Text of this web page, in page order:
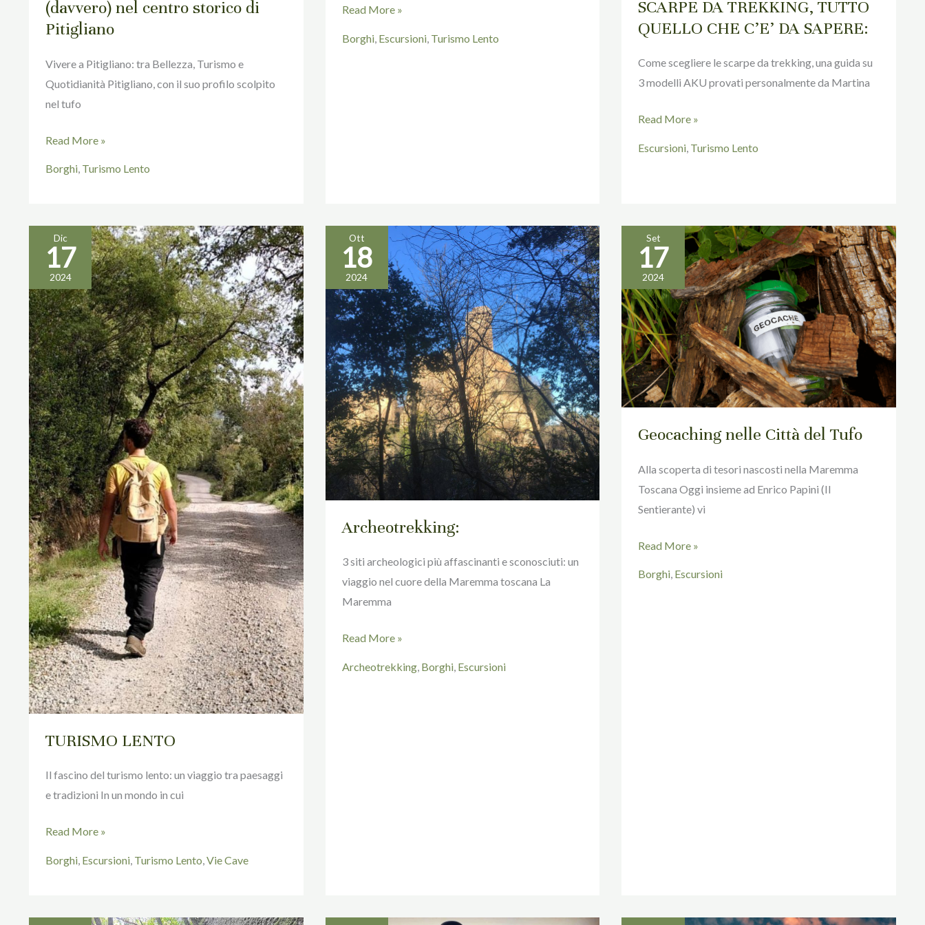
(davvero) nel centro storico di
Pitigliano
Vivere a Pitigliano: tra Bellezza, Turismo e
Quotidianità Pitigliano, con il suo profilo scolpito
nel tufo
Read More »
Borghi, Turismo Lento
Read More »
Borghi, Escursioni, Turismo Lento
SCARPE DA TREKKING, TUTTO
QUELLO CHE C’E’ DA SAPERE:
Come scegliere le scarpe da trekking, una guida su
3 modelli AKU provati personalmente da Martina
Read More »
Escursioni Turismo Lento
Dic
17
2024
TURISMO LENTO
Il fascino del turismo lento: un viaggio tra paesaggi
e tradizioni In un mondo in cui
TURISMO
LENTO
Read More »
Borghi, Escursioni, Turismo Lento,Vie Cave
Ott
18
2024
Archeotrekking:
3 siti archeologici più affascinanti e sconosciuti: un
viaggio nel cuore della Maremma toscana La
Maremma
Archeotrekking:
Read More »
Archeotrekking, Borghi, Escursioni
Set
17
2024
Geocaching nelle Città del Tufo
Alla scoperta di tesori nascosti nella Maremma
Toscana Oggi insieme ad Enrico Papini (Il
Sentierante) vi
Geocaching
nelle
Città
del
Tufo
Read More »
Borghi, Escursioni